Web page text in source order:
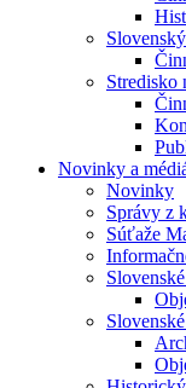
Stredisko
Novinky a
Novinky
Správy z
Súťaže